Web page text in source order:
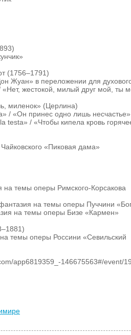
(1756–1791)
Жуан» в переложении для
«Нет, жестокой, милый друг мой, ты
миленок» (Церлина)
/ «Он принес одно лишь
testa» / «Чтобы кипела кровь
«Пиковая дама»
темы оперы Римского-Корсакова
на темы оперы Пуччини
на темы оперы Бизе «Кармен»
темы оперы Россини «Севильский
app6819359_-146675563#/event/